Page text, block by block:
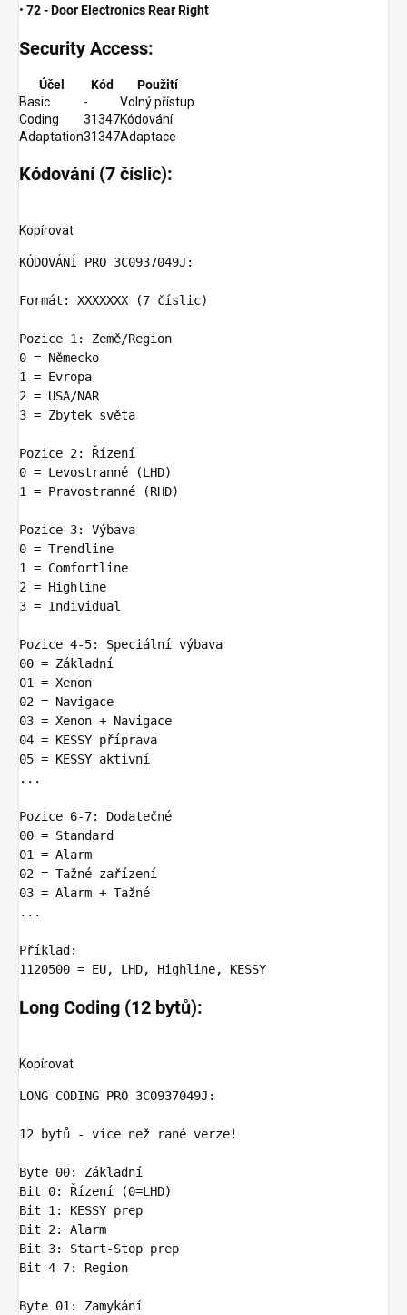
• 72 - Door Electronics Rear Right
Security Access:
Účel Kód
Použití
Basic
-
Volný přístup
Coding
31347Kódování
Adaptation31347Adaptace
Kódování (7 číslic):
Kopírovat
KÓDOVÁNÍ PRO 3C0937049J
Formát : XXXXXXX (7 číslic)
Pozice 1 :
Země/Region
0 = Německo
1 = Evropa
2 = USA/NAR
3 = Zbytek světa
Pozice 2:
Řízení
0 = Levostranné (LHD)
1 = Pravostranné (RHD)
Pozice 3:
Výbava
0 = Trendline
1 = Comfortline
2 = Highline
3 = Individual
Pozice 4-5:
Speciální výbava
00 = Základní
01 = Xenon
02 = Navigace
03 = Xenon + Navigace
04 = KESSY příprava
05 = KESSY aktivní
...
Pozice 6-7:
Dodatečné
00 = Standard
01 = Alarm
02 = Tažné zařízení
03 = Alarm + Tažné
...
Příklad :
Long Coding (12 bytů):
Kopírovat
LONG CODING PRO 3C0937049J:
12 bytů - více než rané verze!
Byte 00
Bit
0: Řízení (0
Bit
1
Bit
2
Bit
3
Bit 4-7: Region
Byte 01